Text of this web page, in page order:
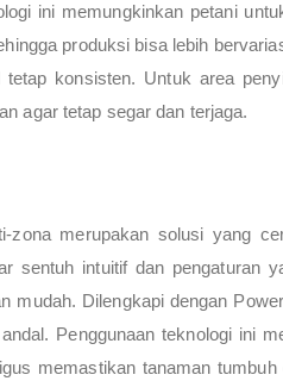
ini memungkinkan petani
produksi bisa lebih
konsisten. Untuk area
agar tetap segar dan terjaga.
zona merupakan solusi yang
sentuh intuitif dan pengaturan
mudah. Dilengkapi dengan
Penggunaan teknologi ini
memastikan tanaman